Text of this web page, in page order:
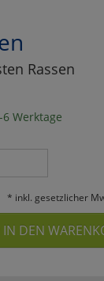
Rassen
Werktage
* inkl. gesetzlicher
IN DEN
zurückzu